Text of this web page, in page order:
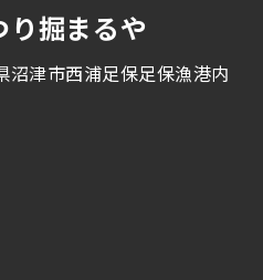
掘まるや
沼津市西浦足保足保漁港内